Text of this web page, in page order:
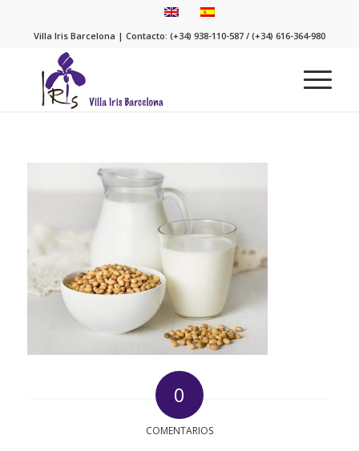
Villa Iris Barcelona | Contacto: (+34) 938-110-587 / (+34) 616-364-980
0
COMENTARIOS